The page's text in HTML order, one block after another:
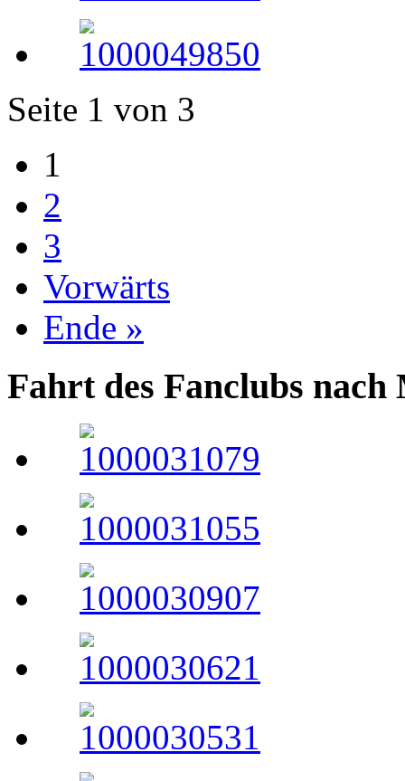
Seite 1 von 3
1
2
3
Vorwärts
Ende »
Fahrt des Fanclubs nach